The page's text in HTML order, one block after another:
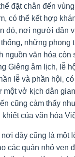
đặt chân đến
có thể kết hợp
đó, nơi người dân
những phong
nguồn văn hóa còn
Giêng âm lịch, lễ
lễ và phần hội,
một vở kịch dân
cũng cảm thấy
khiết của văn hóa
đây cũng là một
các quán nhỏ ven